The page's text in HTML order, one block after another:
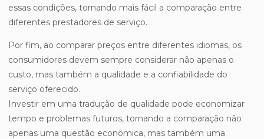
essas condições, tornando mais fácil a comparação entre
diferentes prestadores de serviço.
Por fim, ao comparar preços entre diferentes idiomas, os
consumidores devem sempre considerar não apenas o
custo, mas também a qualidade e a confiabilidade do
serviço oferecido.
Investir em uma tradução de qualidade pode economizar
tempo e problemas futuros, tornando a comparação não
apenas uma questão econômica, mas também uma